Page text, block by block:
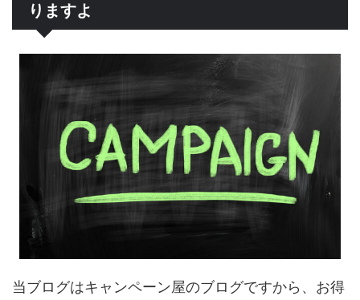
りますよ
当ブログはキャンペーン屋のブログですから、お得